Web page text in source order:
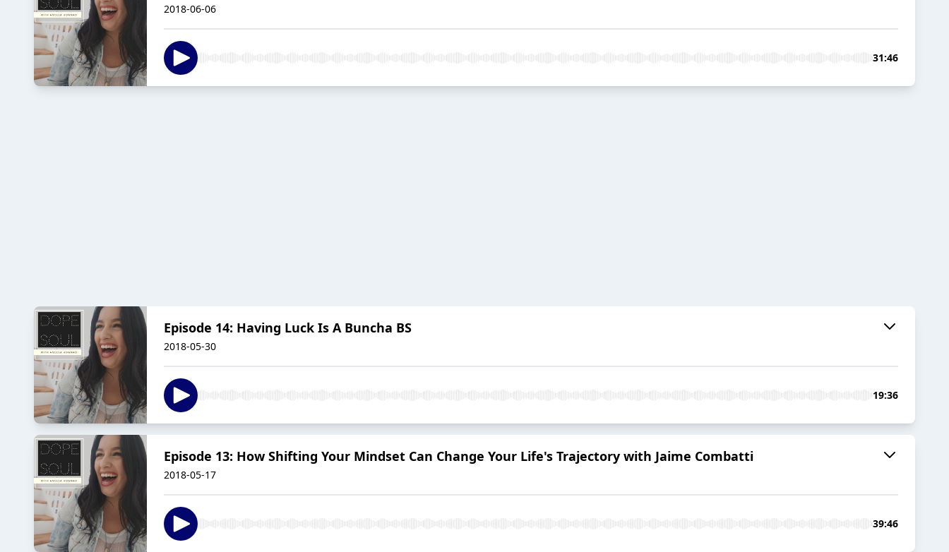
2018-06-06
31:46
Episode 14: Having Luck Is A Buncha BS
2018-05-30
19:36
Episode 13: How Shifting Your Mindset Can Change Your Life's Trajectory with Jaime Combatti
2018-05-17
39:46